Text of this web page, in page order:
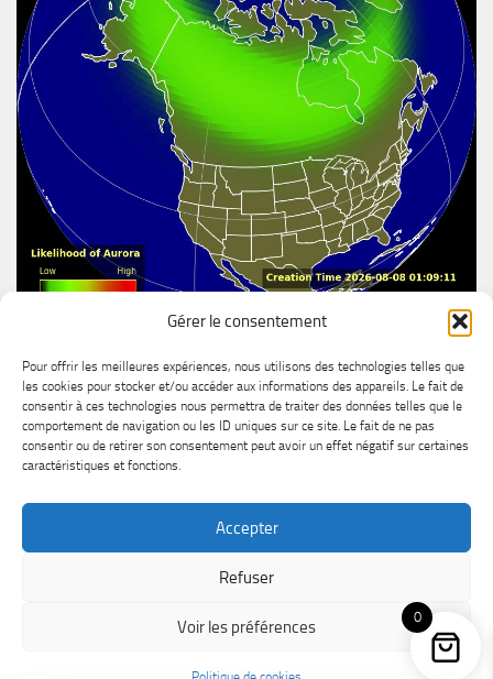
Gérer le consentement
Pour offrir les meilleures expériences, nous utilisons des technologies telles que
les cookies pour stocker et/ou accéder aux informations des appareils. Le fait de
consentir à ces technologies nous permettra de traiter des données telles que le
comportement de navigation ou les ID uniques sur ce site. Le fait de ne pas
consentir ou de retirer son consentement peut avoir un effet négatif sur certaines
caractéristiques et fonctions.
Accepter
Refuser
Voir les préférences
0